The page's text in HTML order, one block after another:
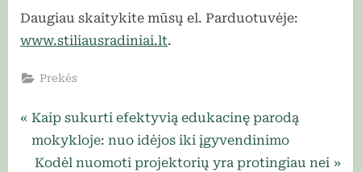
Daugiau skaitykite mūsų el. Parduotuvėje:
www.stiliausradiniai.lt.
Prekės
Navigacija
tarp
P
r
e
Kaip sukurti efektyvią edukacinę parodą
mokykloje: nuo idėjos iki įgyvendinimo
N
Kodėl nuomoti projektorių yra protingiau nei